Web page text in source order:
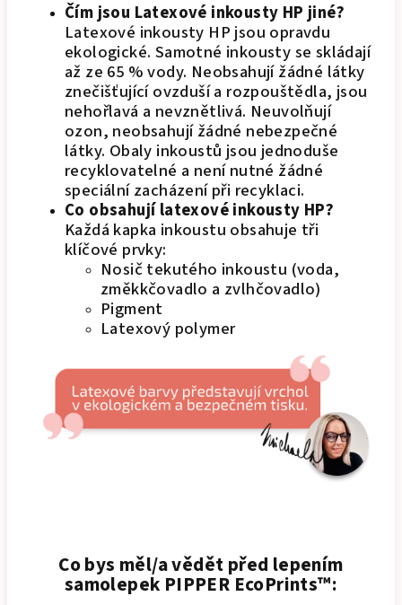
Čím jsou Latexové inkousty HP jiné?
Latexové inkousty HP jsou opravdu
ekologické. Samotné inkousty se skládají
až ze 65 % vody. Neobsahují žádné látky
znečišťující ovzduší a rozpouštědla, jsou
nehořlavá a nevznětlivá. Neuvolňují
ozon, neobsahují žádné nebezpečné
látky. Obaly inkoustů jsou jednoduše
recyklovatelné a není nutné žádné
speciální zacházení při recyklaci.
Co obsahují latexové inkousty HP?
Každá kapka inkoustu obsahuje tři
klíčové prvky:
Nosič tekutého inkoustu (voda,
změkkčovadlo a zvlhčovadlo)
Pigment
Latexový polymer
Co bys měl/a vědět před lepením
samolepek PIPPER EcoPrints™: